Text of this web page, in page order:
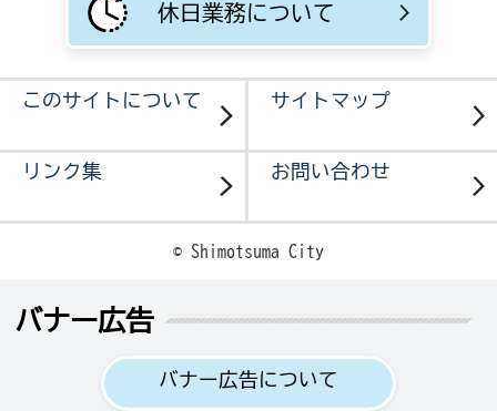
休日業務について
このサイトについて サイトマップ
リンク集 お問い合わせ
© Shimotsuma City
バナー広告
バナー広告について